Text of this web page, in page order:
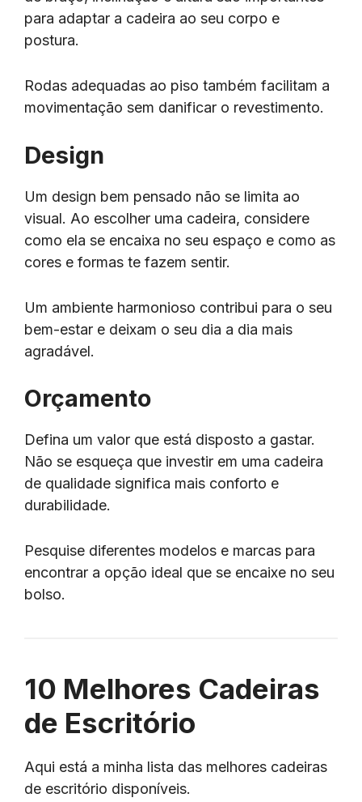
para adaptar a cadeira ao seu corpo e
postura.
Rodas adequadas ao piso também facilitam a
movimentação sem danificar o revestimento.
Design
Um design bem pensado não se limita ao
visual. Ao escolher uma cadeira, considere
como ela se encaixa no seu espaço e como as
cores e formas te fazem sentir.
Um ambiente harmonioso contribui para o seu
bem-estar e deixam o seu dia a dia mais
agradável.
Orçamento
Defina um valor que está disposto a gastar.
Não se esqueça que investir em uma cadeira
de qualidade significa mais conforto e
durabilidade.
Pesquise diferentes modelos e marcas para
encontrar a opção ideal que se encaixe no seu
bolso.
10 Melhores Cadeiras
de Escritório
Aqui está a minha lista das melhores cadeiras
de escritório disponíveis.